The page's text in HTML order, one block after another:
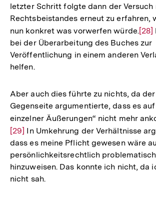
der
Fußnote
letzter Schritt folgte dann der Versuch
Rechtsbeistandes erneut zu erfahren,
nun konkret was vorwerfen würde.Zur
der
[28]
bei der Überarbeitung des Buches zur
Veröffentlichung in einem anderen
helfen.
Aber auch dies führte zu nichts, da
Gegenseite argumentierte, dass es
einzelner Äußerungen“ nicht mehr
[29] In Umkehrung der Verhältnisse
dass es meine Pflicht gewesen wäre
persönlichkeitsrechtlich
hinzuweisen. Das konnte ich nicht, da
nicht sah.